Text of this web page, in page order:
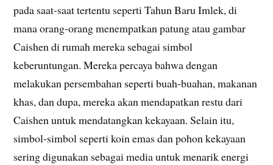
pada saat-saat tertentu seperti Tahun Baru Imlek, di
mana orang-orang menempatkan patung atau gambar
Caishen di rumah mereka sebagai simbol
keberuntungan. Mereka percaya bahwa dengan
melakukan persembahan seperti buah-buahan, makanan
khas, dan dupa, mereka akan mendapatkan restu dari
Caishen untuk mendatangkan kekayaan. Selain itu,
simbol-simbol seperti koin emas dan pohon kekayaan
sering digunakan sebagai media untuk menarik energi